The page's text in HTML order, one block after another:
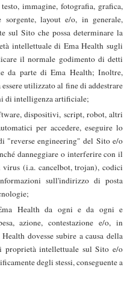
immagine, fotografia, grafica,
layout e/o, in generale,
sul Sito che possa determinare la
intellettuale di Ema Health sugli
il normale godimento di detti
da parte di Ema Health; Inoltre,
utilizzato al fine di addestrare
di intelligenza artificiale;
dispositivi, script, robot, altri
per accedere, eseguire lo
engineering" del Sito e/o
danneggiare o interferire con il
(i.a. cancelbot, trojan), codici
sull'indirizzo di posta
Health da ogni e da ogni e
azione, contestazione e/o, in
dovesse subire a causa della
intellettuale sul Sito e/o
degli stessi, conseguente a